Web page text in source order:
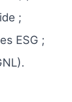
;
ESG ;